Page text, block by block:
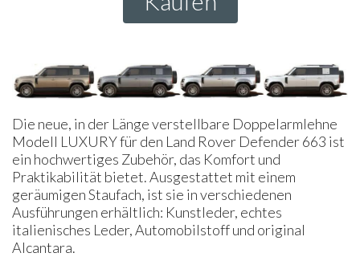
Die neue, in der Länge verstellbare Doppelarmlehne
Modell LUXURY für den Land Rover Defender 663 ist
ein hochwertiges Zubehör, das Komfort und
Praktikabilität bietet. Ausgestattet mit einem
geräumigen Staufach, ist sie in verschiedenen
Ausführungen erhältlich: Kunstleder, echtes
italienisches Leder, Automobilstoff und original
Alcantara.